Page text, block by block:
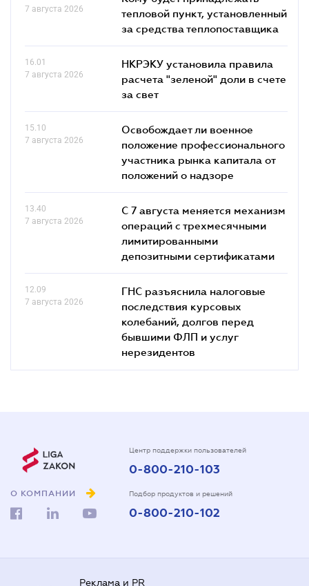
7 августа 2026
тепловой пункт, установленный
за средства теплопоставщика
16.01
7 августа 2026
НКРЭКУ установила правила
расчета "зеленой" доли в счете
за свет
15.10
7 августа 2026
Освобождает ли военное
положение профессионального
участника рынка капитала от
положений о надзоре
13.40
7 августа 2026
С 7 августа меняется механизм
операций с трехмесячными
лимитированными
депозитными сертификатами
12.09
7 августа 2026
ГНС разъяснила налоговые
последствия курсовых
колебаний, долгов перед
бывшими ФЛП и услуг
нерезидентов
О КОМПАНИИ
Центр поддержки пользователей
0-800-210-103
Подбор продуктов и решений
0-800-210-102
Реклама и PR